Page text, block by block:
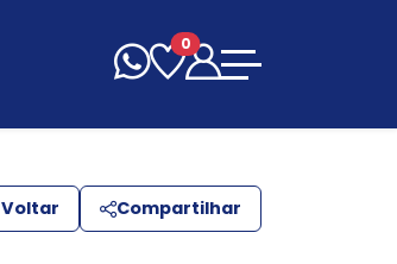
0
Voltar Compartilhar